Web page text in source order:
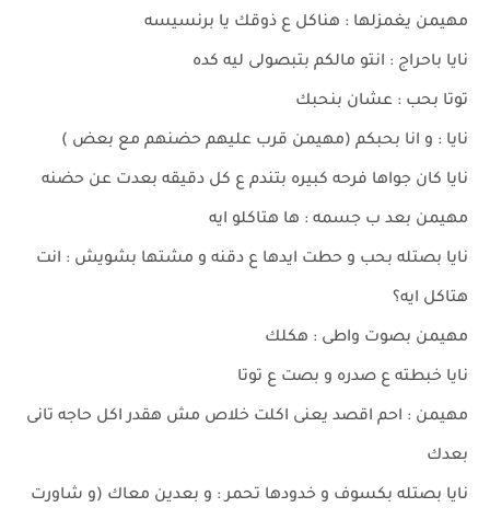
مهيمن يغمزلها : هناكل ع ذوقك يا برنسيسه
نايا باحراج : انتو مالكم بتبصولى ليه كده
توتا بحب : عشان بنحبك
نايا : و انا بحبكم (مهيمن قرب عليهم حضنهم مع بعض )
نايا كان جواها فرحه كبيره بتندم ع كل دقيقه بعدت عن حضنه
مهيمن بعد ب جسمه : ها هتاكلو ايه
نايا بصتله بحب و حطت ايدها ع دقنه و مشتها بشويش : انت
هتاكل ايه؟
مهيمن بصوت واطى : هكلك
نايا خبطته ع صدره و بصت ع توتا
مهيمن : احم اقصد يعنى اكلت خلاص مش هقدر اكل حاجه تانى
بعدك
نايا بصتله بكسوف و خدودها تحمر : و بعدين معاك (و شاورت